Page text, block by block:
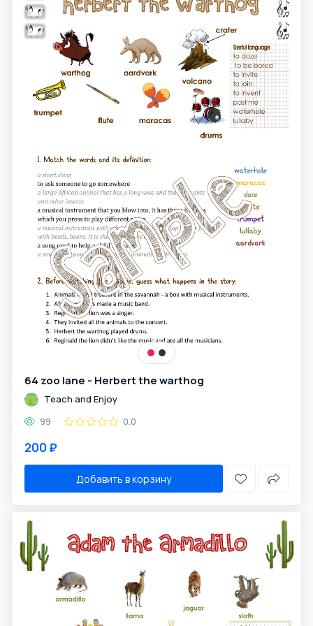
64 zoo lane - Herbert the warthog
Teach and Enjoy
99
0.0
200 ₽
Добавить в корзину